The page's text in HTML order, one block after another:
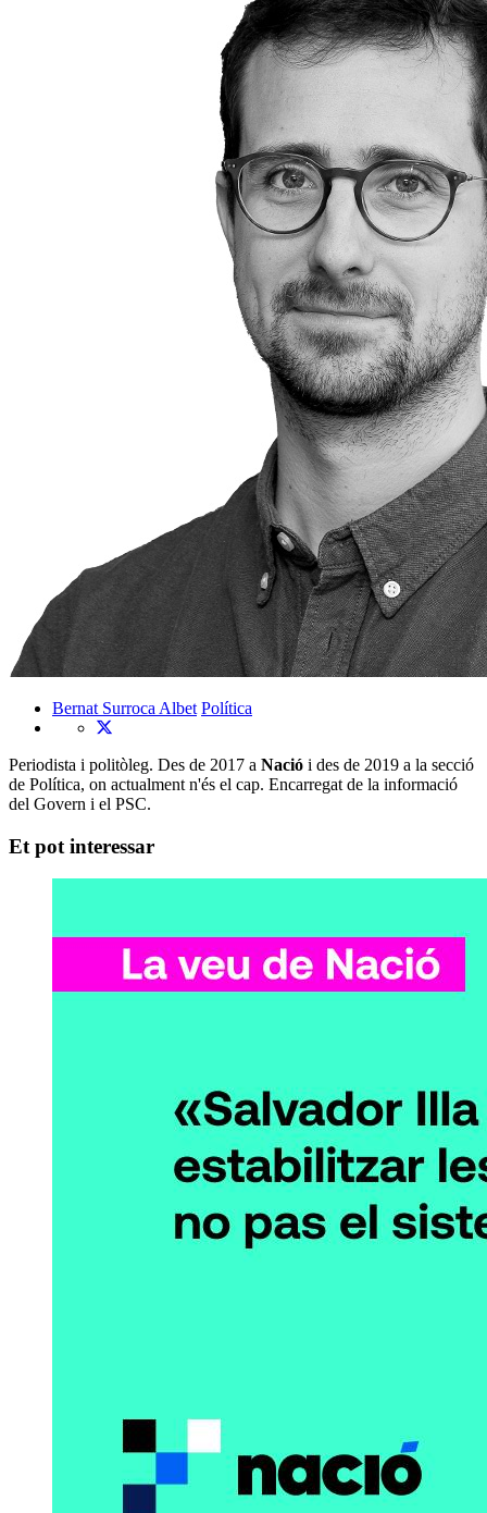
Bernat Surroca Albet Política
Periodista i politòleg. Des de 2017 a Nació i des de 2019 a la secció
de Política, on actualment n'és el cap. Encarregat de la informació
del Govern i el PSC.
Et pot interessar